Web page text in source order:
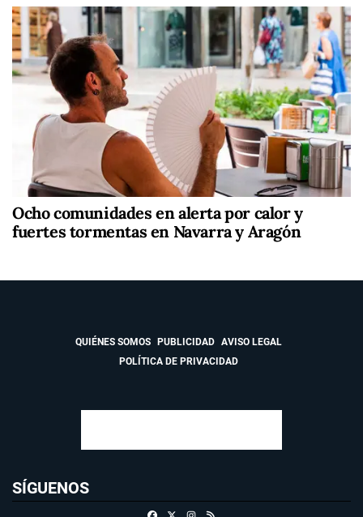
Ocho comunidades en alerta por calor y
fuertes tormentas en Navarra y Aragón
QUIÉNES SOMOS PUBLICIDAD
AVISO LEGAL
POLÍTICA DE PRIVACIDAD
SÍGUENOS
FacebookInstagram